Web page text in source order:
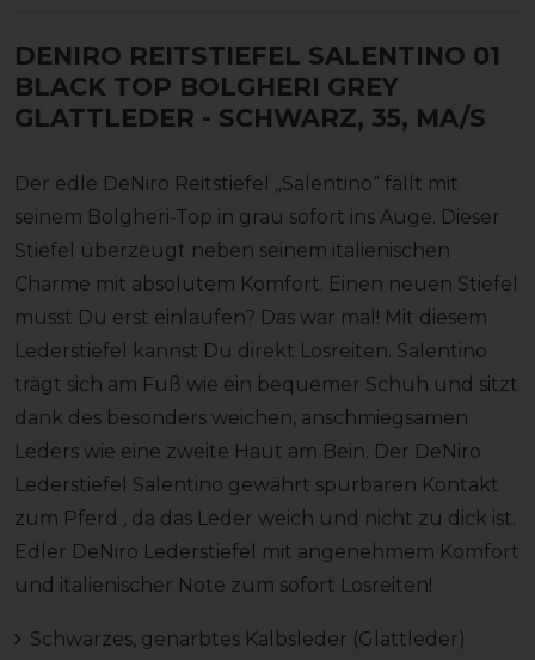
DENIRO REITSTIEFEL SALENTINO 01
BLACK TOP BOLGHERI GREY
GLATTLEDER - SCHWARZ, 35, MA/S
Der edle DeNiro Reitstiefel „Salentino“ fällt mit
seinem Bolgheri-Top in grau sofort ins Auge. Dieser
Stiefel überzeugt neben seinem italienischen
Charme mit absolutem Komfort. Einen neuen Stiefel
musst Du erst einlaufen? Das war mal! Mit diesem
Lederstiefel kannst Du direkt Losreiten. Salentino
trägt sich am Fuß wie ein bequemer Schuh und sitzt
dank des besonders weichen, anschmiegsamen
Leders wie eine zweite Haut am Bein. Der DeNiro
Lederstiefel Salentino gewährt spürbaren Kontakt
zum Pferd , da das Leder weich und nicht zu dick ist.
Edler DeNiro Lederstiefel mit angenehmem Komfort
und italienischer Note zum sofort Losreiten!
Schwarzes, genarbtes Kalbsleder (Glattleder)